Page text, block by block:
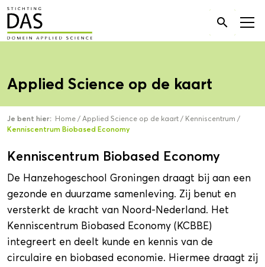
Zoek
naar:

Applied Science op de kaart
Je bent hier: Home / Applied Science op de kaart / Kenniscentrum /
Kenniscentrum Biobased Economy
Kenniscentrum Biobased Economy
De Hanzehogeschool Groningen draagt bij aan een
gezonde en duurzame samenleving. Zij benut en
versterkt de kracht van Noord-Nederland. Het
Kenniscentrum Biobased Economy (KCBBE)
integreert en deelt kunde en kennis van de
circulaire en biobased economie. Hiermee draagt zij